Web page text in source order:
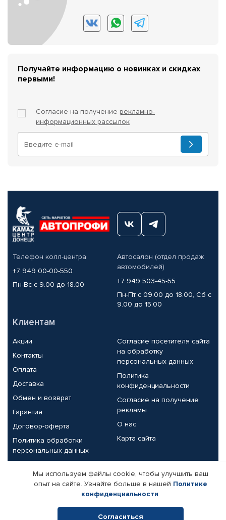
Получайте информацию о новинках и скидках
первыми!
Согласие на получение рекламно-
информационных рассылок
Телефон колл-центра
+7 949 00-00-550
Пн-Вс с 9.00 до 18.00
Автосалон (отдел продаж
автомобилей)
+7 949 503-45-55
Пн-Пт с 09.00 до 18.00, Сб с
9.00 до 15.00
Клиентам
Акции
Контакты
Оплата
Доставка
Обмен и возврат
Гарантия
Договор-оферта
Политика обработки
персональных данных
Согласие посетителя сайта
на обработку
персональных данных
Политика
конфиденциальности
Согласие на получение
рекламы
О нас
Карта сайта
Партнерам
Корпоративным клиентам
Поставщикам
Реквизиты компании
Мы используем файлы cookie, чтобы улучшить ваш
опыт на сайте. Узнайте больше в нашей Политике
конфиденциальности.
Согласиться